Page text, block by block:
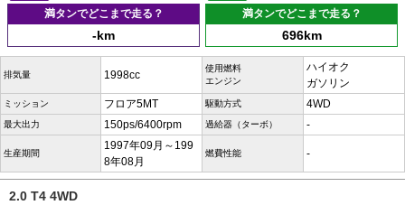
満タンでどこまで走る？
-km
満タンでどこまで走る？
696km
排気量 1998cc
使用燃料
エンジン
ハイオク
ガソリン
ミッション フロア5MT 駆動方式 4WD
最大出力 150ps/6400rpm 過給器（ターボ） -
生産期間
1997年09月～199
8年08月
燃費性能 -
2.0 T4 4WD